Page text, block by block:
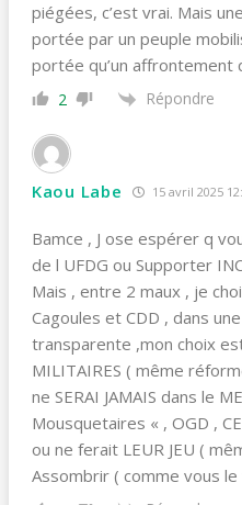
piégées, c’est vrai. Mais
portée par un peuple
portée qu’un affrontement
2 Répondre
Kaou Labe 15 avril 2025
Bamce , J ose espérer q
de l UFDG ou Supporter
Mais , entre 2 maux , je
Cagoules et CDD , dans
transparente ,mon choix
MILITAIRES ( même
ne SERAI JAMAIS dans le
Mousquetaires « , OGD ,
ou ne ferait LEUR JEU (
Assombrir ( comme vous